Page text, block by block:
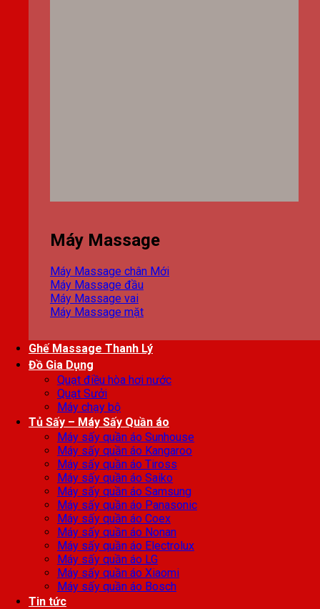
Máy Massage
Máy Massage chân
Máy Massage đầu
Máy Massage vai
Máy Massage mặt
Ghế Massage Thanh Lý
Đồ Gia Dụng
Quạt điều hòa hơi nước
Quạt Sưởi
Máy chạy bộ
Tủ Sấy – Máy Sấy Quần áo
Máy sấy quần áo Sunhouse
Máy sấy quần áo Kangaroo
Máy sấy quần áo Tiross
Máy sấy quần áo Saiko
Máy sấy quần áo Samsung
Máy sấy quần áo Panasonic
Máy sấy quần áo Coex
Máy sấy quần áo Nonan
Máy sấy quần áo Electrolux
Máy sấy quần áo LG
Máy sấy quần áo Xiaomi
Máy sấy quần áo Bosch
Tin tức